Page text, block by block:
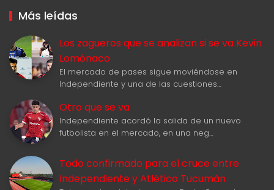
Más leídas
Los zagueros que se analizan si se va Kevin
Lomónaco
El mercado de pases sigue moviéndose en
Independiente y una de las cuestiones…
Otro que se va
Independiente acordó la salida de un nuevo
futbolista en el mercado, en una neg…
Todo confirmado para el cruce entre
Independiente y Atlético Tucumán